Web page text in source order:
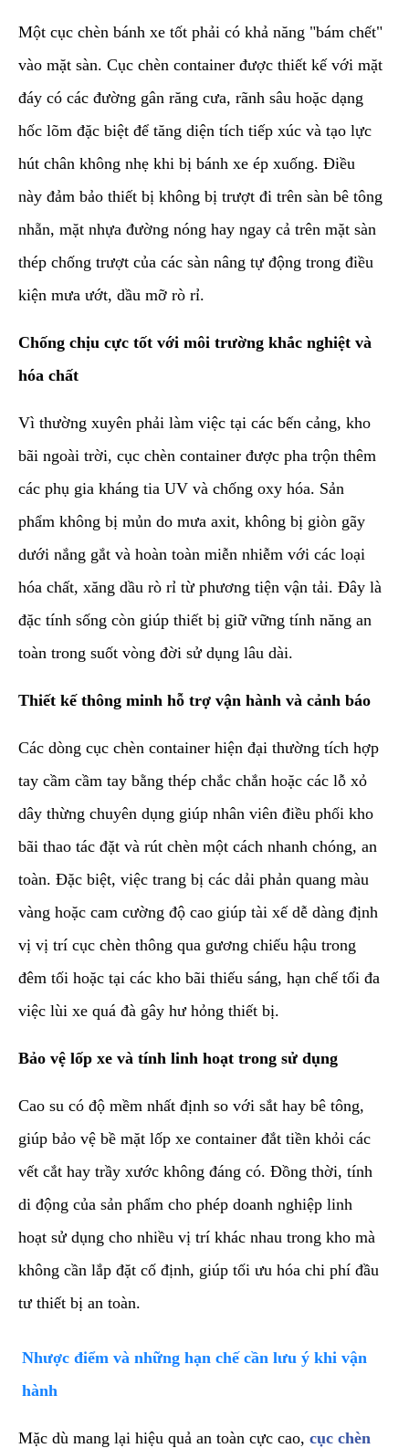
Một cục chèn bánh xe tốt phải có khả năng "bám chết"
vào mặt sàn. Cục chèn container được thiết kế với mặt
đáy có các đường gân răng cưa, rãnh sâu hoặc dạng
hốc lõm đặc biệt để tăng diện tích tiếp xúc và tạo lực
hút chân không nhẹ khi bị bánh xe ép xuống. Điều
này đảm bảo thiết bị không bị trượt đi trên sàn bê tông
nhẵn, mặt nhựa đường nóng hay ngay cả trên mặt sàn
thép chống trượt của các sàn nâng tự động trong điều
kiện mưa ướt, dầu mỡ rò rỉ.
Chống chịu cực tốt với môi trường khắc nghiệt và
hóa chất
Vì thường xuyên phải làm việc tại các bến cảng, kho
bãi ngoài trời, cục chèn container được pha trộn thêm
các phụ gia kháng tia UV và chống oxy hóa. Sản
phẩm không bị mủn do mưa axit, không bị giòn gãy
dưới nắng gắt và hoàn toàn miễn nhiễm với các loại
hóa chất, xăng dầu rò rỉ từ phương tiện vận tải. Đây là
đặc tính sống còn giúp thiết bị giữ vững tính năng an
toàn trong suốt vòng đời sử dụng lâu dài.
Thiết kế thông minh hỗ trợ vận hành và cảnh báo
Các dòng cục chèn container hiện đại thường tích hợp
tay cầm cầm tay bằng thép chắc chắn hoặc các lỗ xỏ
dây thừng chuyên dụng giúp nhân viên điều phối kho
bãi thao tác đặt và rút chèn một cách nhanh chóng, an
toàn. Đặc biệt, việc trang bị các dải phản quang màu
vàng hoặc cam cường độ cao giúp tài xế dễ dàng định
vị vị trí cục chèn thông qua gương chiếu hậu trong
đêm tối hoặc tại các kho bãi thiếu sáng, hạn chế tối đa
việc lùi xe quá đà gây hư hỏng thiết bị.
Bảo vệ lốp xe và tính linh hoạt trong sử dụng
Cao su có độ mềm nhất định so với sắt hay bê tông,
giúp bảo vệ bề mặt lốp xe container đắt tiền khỏi các
vết cắt hay trầy xước không đáng có. Đồng thời, tính
di động của sản phẩm cho phép doanh nghiệp linh
hoạt sử dụng cho nhiều vị trí khác nhau trong kho mà
không cần lắp đặt cố định, giúp tối ưu hóa chi phí đầu
tư thiết bị an toàn.
​Nhược điểm và những hạn chế cần lưu ý khi vận
hành
​Mặc dù mang lại hiệu quả an toàn cực cao, cục chèn